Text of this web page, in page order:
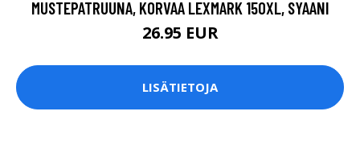
MUSTEPATRUUNA, KORVAA LEXMARK 150XL, SYAANI
26.95 EUR
LISÄTIETOJA